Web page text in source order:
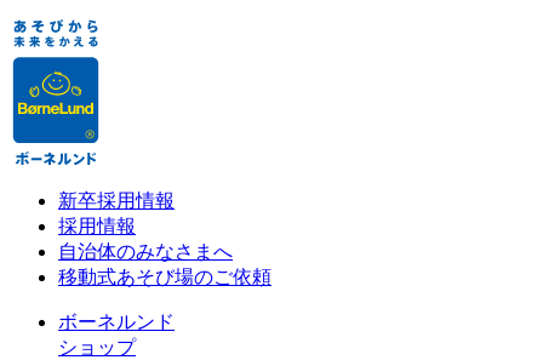
新卒採用情報
採用情報
自治体のみなさまへ
移動式あそび場のご依頼
ボーネルンド
ショップ